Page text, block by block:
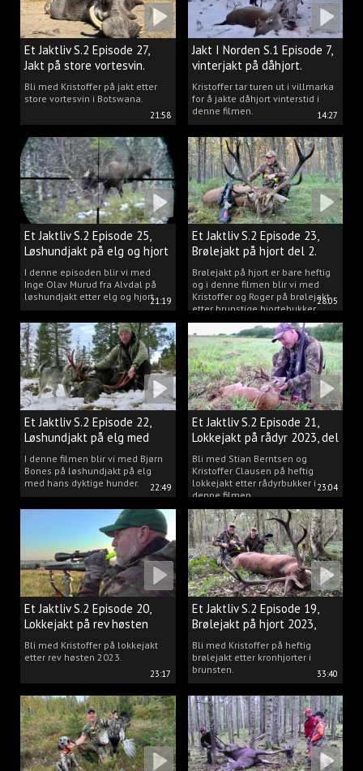
21:58
Et Jaktliv S.2 Episode 27,
Jakt på store vortesvin.
Bli med Kristoffer på jakt etter
store vortesvin i Botswana.
14:27
Jakt I Norden S.1 Episode 7,
vinterjakt på dåhjort.
Kristoffer tar turen ut i villmarka
for å jakte dåhjort vinterstid i
denne filmen.
21:19
Et Jaktliv S.2 Episode 25,
Løshundjakt på elg og hjort
i Norge.
I denne episoden blir vi med
Inge Olav Murud fra Alvdal på
løshundjakt etter elg og hjort.
28:05
Et Jaktliv S.2 Episode 23,
Brølejakt på hjort del 2.
Brølejakt på hjort er bare heftig
og i denne filmen blir vi med
Kristoffer og Roger på brølejakt
etter brunstige hjortebukker.
22:49
Et Jaktliv S.2 Episode 22,
Løshundjakt på elg med
Bjørn Bones
I denne filmen blir vi med Bjørn
Bones på løshundjakt på elg
med hans dyktige hunder.
23:04
Et Jaktliv S.2 Episode 21,
Lokkejakt på rådyr 2023, del
3.
Bli med Stian Berntsen og
Kristoffer Clausen på heftig
lokkejakt etter rådyrbukker i
denne filmen.
23:17
Et Jaktliv S.2 Episode 20,
Lokkejakt på rev høsten
2023.
Bli med Kristoffer på lokkejakt
etter rev høsten 2023.
33:40
Et Jaktliv S.2 Episode 19,
Brølejakt på hjort 2023,
del.1
Bli med Kristoffer på heftig
brølejakt etter kronhjorter i
brunsten.